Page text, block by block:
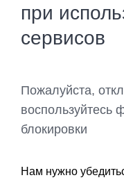
при
сервисов
Пожалуйста,
воспользуйтесь
блокировки
Нам нужно